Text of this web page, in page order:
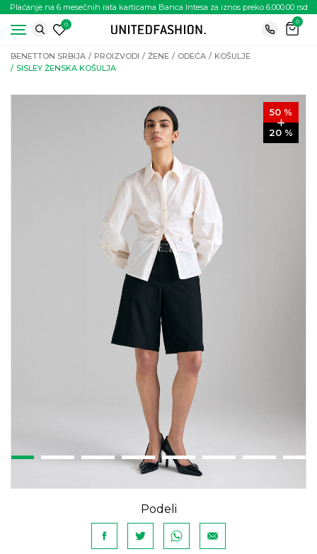
Plaćanje na 6 mesečnih rata karticama Banca Intesa za iznos preko 6.000.00 rsd
0
0
BENETTON SRBIJA PROIZVODI ŽENE ODEĆA
KOŠULJE
SISLEY ŽENSKA KOŠULJA
50 %
20 %
Podeli